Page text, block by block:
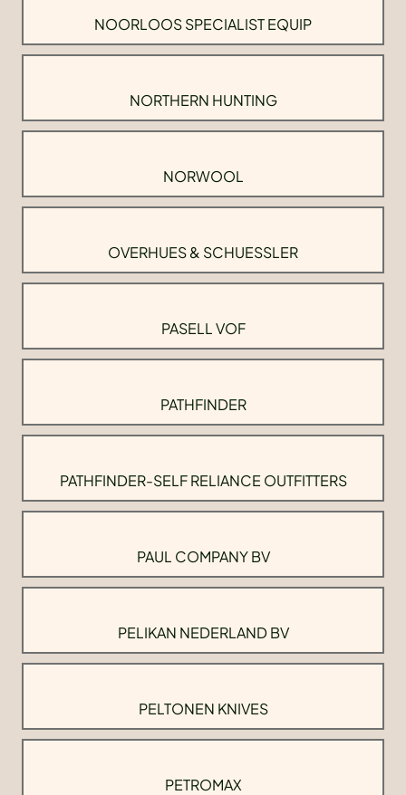
NOORLOOS SPECIALIST EQUIP
NORTHERN HUNTING
NORWOOL
OVERHUES & SCHUESSLER
PASELL VOF
PATHFINDER
PATHFINDER-SELF RELIANCE OUTFITTERS
PAUL COMPANY BV
PELIKAN NEDERLAND BV
PELTONEN KNIVES
PETROMAX